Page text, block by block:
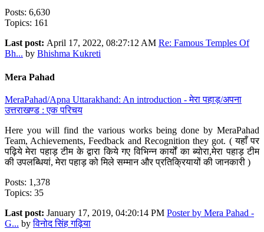
Posts: 6,630
Topics: 161
Last post: April 17, 2022, 08:27:12 AM Re: Famous Temples Of
Bh... by Bhishma Kukreti
Mera Pahad
MeraPahad/Apna Uttarakhand: An introduction - मेरा पहाड़/अपना
उत्तराखण्ड : एक परिचय
Here you will find the various works being done by MeraPahad
Team, Achievements, Feedback and Recognition they got. ( यहाँ पर
पढ़िये मेरा पहाड़ टीम के द्वारा किये गए विभिन्न कार्यों का ब्योरा,मेरा पहाड़ टीम
की उपलब्धियां, मेरा पहाड़ को मिले सम्मान और प्रतिक्रियायों की जानकारी )
Posts: 1,378
Topics: 35
Last post: January 17, 2019, 04:20:14 PM Poster by Mera Pahad -
G... byविनोद सिंह गढ़िया